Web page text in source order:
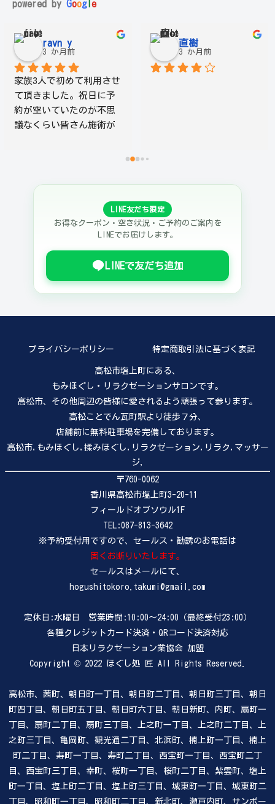
powered by Googl e
ravn y
3 か月前
家族3人で初めて利用させ
て頂きました。祝日に予
約が空いていたのが不思
議なくらい皆さん施術が
笑  若い男性の方も、女
体すっきりです！また絶
対行きます！
直樹
3 か月前
LINE友だち限定
お得なクーポン・空き状況・ご予約のご案内を
LINEでお届けします。
LINEで友だち追加
プライバシーポリシー 特定商取引法に基づく表記
高松市塩上町にある、
もみほぐし・リラクゼーションサロンです。
高松市、その他周辺の皆様に愛されるよう頑張って参ります。
高松ことでん瓦町駅より徒歩７分、
店舗前に無料駐車場を完備しております。
高松市,もみほぐし,揉みほぐし,リラクゼーション,リラク,マッサー
ジ,
〒760-0062
香川県高松市塩上町3-20-11
フィールドオブソウル1F
TEL:087-813-3642
※予約受付用ですので、セールス・勧誘のお電話は
固くお断りいたします。
セールスはメールにて、
hogushitokoro.takumi@gmail.com
定休日:水曜日 営業時間:10:00～24:00（最終受付23:00）
各種クレジットカード決済・QRコード決済対応
日本リラクゼーション業協会 加盟
Copyright © 2022 ほぐし処 匠 All Rights Reserved.
高松市、茜町、朝日町一丁目、朝日町二丁目、朝日町三丁目、朝日
町四丁目、朝日町五丁目、朝日町六丁目、朝日新町、内町、扇町一
丁目、扇町二丁目、扇町三丁目、上之町一丁目、上之町二丁目、上
之町三丁目、亀岡町、観光通二丁目、北浜町、楠上町一丁目、楠上
町二丁目、寿町一丁目、寿町二丁目、西宝町一丁目、西宝町二丁
目、西宝町三丁目、幸町、桜町一丁目、桜町二丁目、紫雲町、塩上
町一丁目、塩上町二丁目、塩上町三丁目、城東町一丁目、城東町二
丁目、昭和町一丁目、昭和町二丁目、新北町、瀬戸内町、サンポー